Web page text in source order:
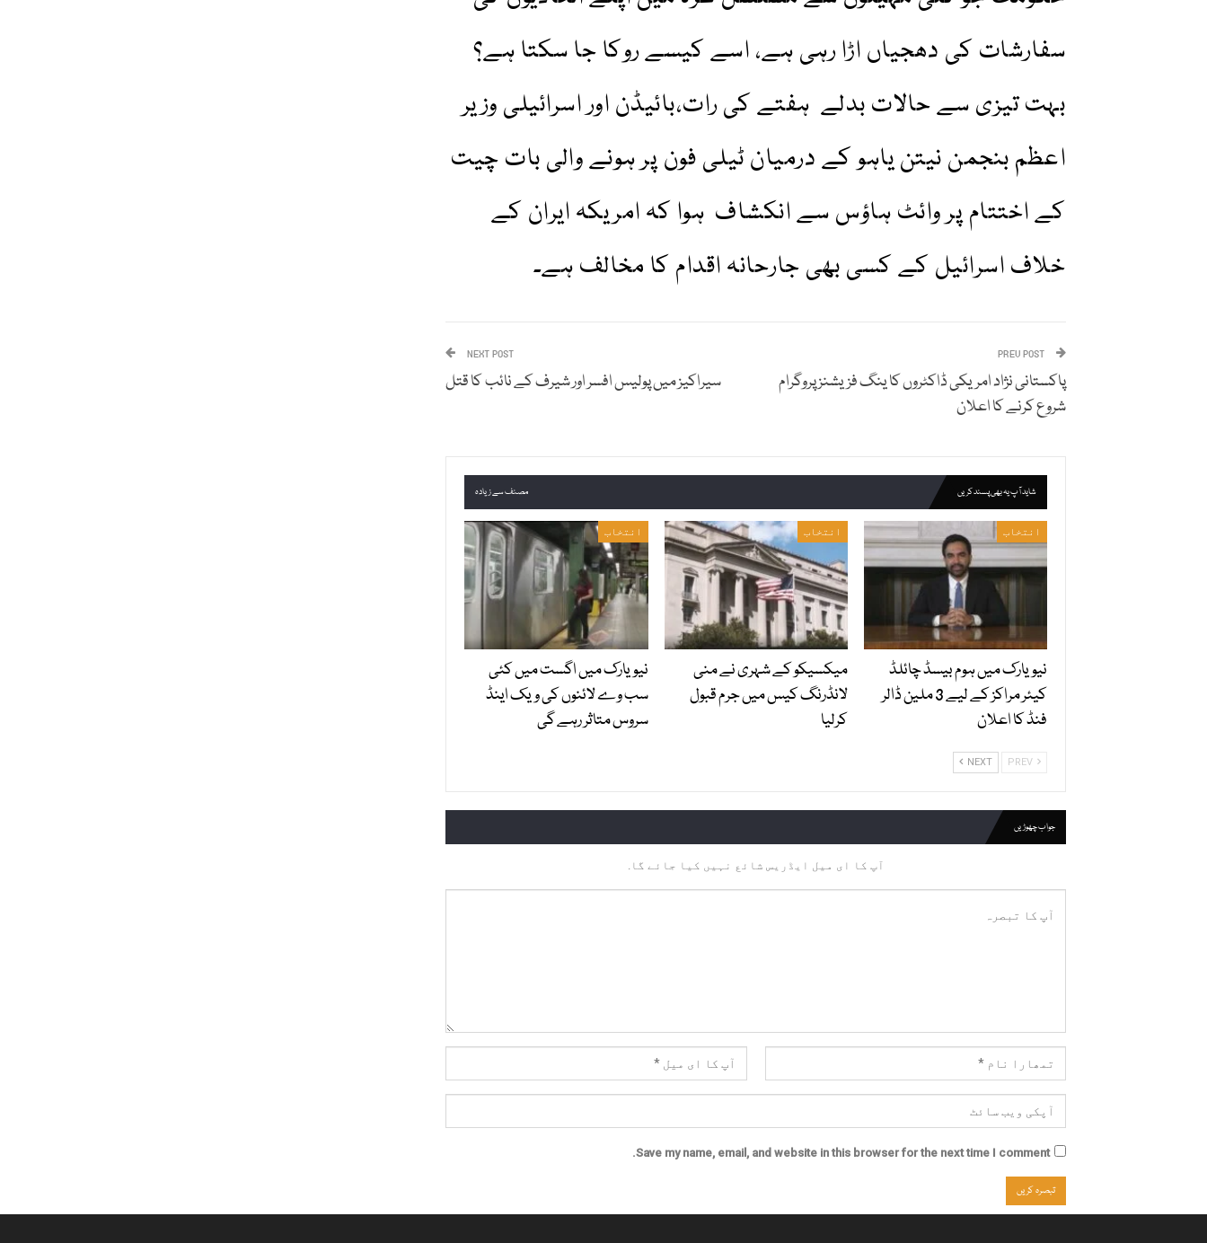
سفارشات کی دھجیاں اڑا رہی ہے، اسے کیسے روکا جا سکتا ہے؟
بہت تیزی سے حالات بدلے ہفتے کی رات،بائیڈن اور اسرائیلی وزیر
اعظم بنجمن نیتن یاہو کے درمیان ٹیلی فون پر ہونے والی بات چیت
کے اختتام پر وائٹ ہاؤس سے انکشاف ہوا کہ امریکہ ایران کے
خلاف اسرائیل کے کسی بھی جارحانہ اقدام کا مخالف ہے۔
پاکستانی نژاد امریکی ڈاکٹروں کا ینگ فزیشنز پروگرام
شروع کرنے کا اعلان
NEXT POST
سیراکیز میں پولیس افسر اور شیرف کے نائب کا قتل
شاید آپ یہ بھی پسند کریں مصنف سے زیادہ
انتخاب
نیویارک میں ہوم بیسڈ چائلڈ
کیئر مراکز کے لیے 3 ملین ڈالر
فنڈ کا اعلان
انتخاب
میکسیکو کے شہری نے منی
لانڈرنگ کیس میں جرم قبول
کرلیا
انتخاب
نیویارک میں اگست میں کئی
سب وے لائنوں کی ویک اینڈ
سروس متاثر رہے گی
NEXT
جواب چھوڑیں
آپ کا ای میل ایڈریس شائع نہیں کیا جائے گا.
Save my name, email, and website in this browser for the next time I comment.